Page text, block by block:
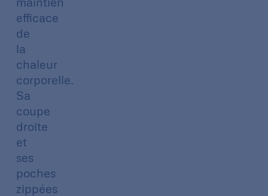
efficace
de
la
chaleur
corporelle.
Sa
coupe
droite
et
ses
poches
zippées